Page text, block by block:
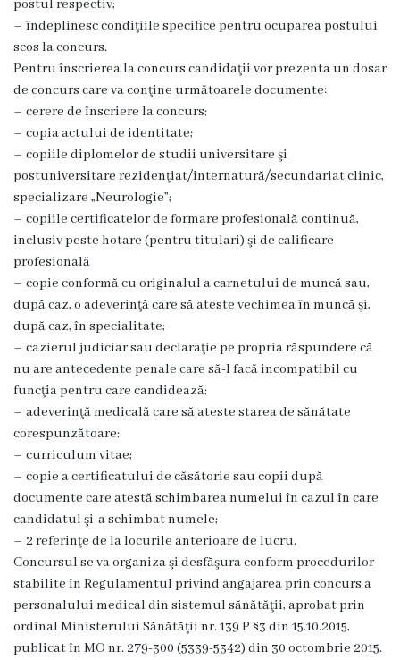
Bugetul
instituției
Activitatea
Rapoarte
Planuri
Achiziții
publice
Orarul
medicilor
Orarul
medicilor
familie
Orarul
medicilor
specialiști
Orarul
laboratorului
medical
Orarul
Centrului
de
Medicină
postul respectiv;
– îndeplinesc condiţiile specifice pentru ocuparea postului
scos la concurs.
Pentru înscrierea la concurs candidaţii vor prezenta un dosar
de concurs care va conţine următoarele documente:
– cerere de înscriere la concurs;
– copia actului de identitate;
– copiile diplomelor de studii universitare şi
postuniversitare rezidenţiat/internatură/secundariat clinic,
specializare „Neurologie”;
– copiile certificatelor de formare profesională continuă,
inclusiv peste hotare (pentru titulari) şi de calificare
profesională
– copie conformă cu originalul a carnetului de muncă sau,
după caz, o adeverinţă care să ateste vechimea în muncă şi,
după caz, în specialitate;
– cazierul judiciar sau declaraţie pe propria răspundere că
nu are antecedente penale care să-l facă incompatibil cu
funcţia pentru care candidează;
– adeverinţă medicală care să ateste starea de sănătate
corespunzătoare;
– curriculum vitae;
– copie a certificatului de căsătorie sau copii după
documente care atestă schimbarea numelui în cazul în care
candidatul şi-a schimbat numele;
– 2 referinţe de la locurile anterioare de lucru.
Concursul se va organiza şi desfăşura conform procedurilor
stabilite în Regulamentul privind angajarea prin concurs a
personalului medical din sistemul sănătăţii, aprobat prin
ordinal Ministerului Sănătăţii nr. 139 P §3 din 15.10.2015,
publicat în MO nr. 279-300 (5339-5342) din 30 octombrie 2015.